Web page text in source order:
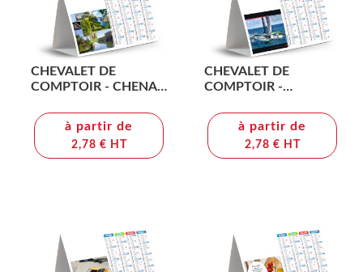
CHEVALET DE
COMPTOIR - CHENAL
à partir de
2,78 € HT
CHEVALET DE
COMPTOIR -
QUADRI
à partir de
2,78 € HT